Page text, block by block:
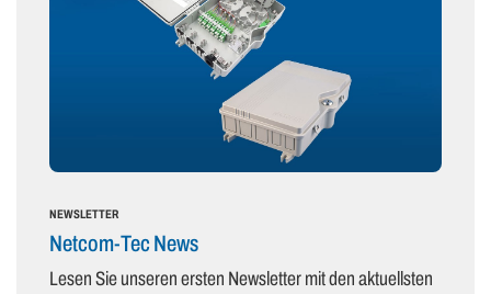
NEWSLETTER
Netcom-Tec News
Lesen Sie unseren ersten Newsletter mit den aktuellsten